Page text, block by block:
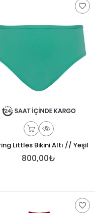
Littles Bikini Altı // Yeşil
800,00₺